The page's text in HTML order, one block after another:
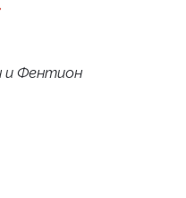
и Фентион